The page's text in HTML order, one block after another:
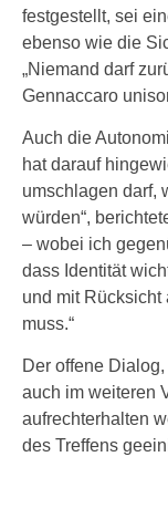
festgestellt, sei
ebenso wie die
„Niemand darf
Gennaccaro
Auch die
hat darauf
umschlagen darf,
würden“,
– wobei ich
dass Identität
und mit Rücksicht
muss.“
Der offene
auch im weiteren
aufrechterhalten
des Treffens